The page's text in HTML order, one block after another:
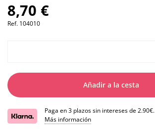
8,70 €
Ref. 104010
Añadir a la cesta
Paga en 3 plazos sin intereses de 2.90€.
Más información